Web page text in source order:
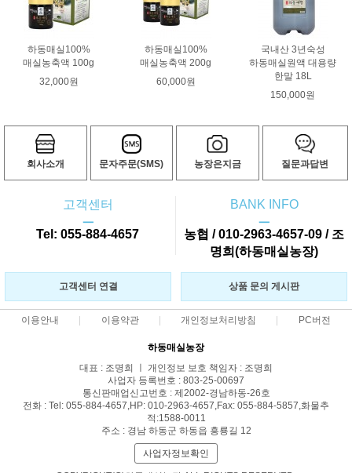
하동매실100%
매실농축액 100g
32,000원
하동매실100%
매실농축액 200g
60,000원
국내산 3년숙성
하동매실원액 대용량
한말 18L
150,000원
회사소개 문자주문(SMS) 농장은지금 질문과답변
고객센터
ㅡ
Tel: 055-884-4657
BANK INFO
ㅡ
농협 / 010-2963-4657-09 / 조
명희(하동매실농장)
고객센터 연결 상품 문의 게시판
이용안내 이용약관 개인정보처리방침 PC버전
하동매실농장
대표 : 조명희 ㅣ 개인정보 보호 책임자 : 조명희
사업자 등록번호 : 803-25-00697
통신판매업신고번호 : 제2002-경남하동-26호
전화 : Tel: 055-884-4657,HP: 010-2963-4657,Fax: 055-884-5857,화물추
적:1588-0011
주소 : 경남 하동군 하동읍 흥룡길 12
사업자정보확인